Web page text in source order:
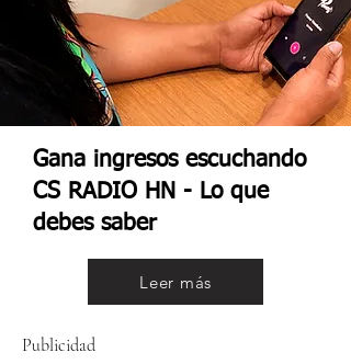
Gana ingresos escuchando
CS RADIO HN - Lo que
debes saber
Leer más
Publicidad